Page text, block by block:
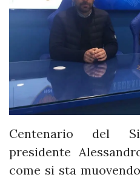
Centenario del
presidente
come si sta